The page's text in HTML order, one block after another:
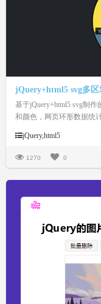
jQuery+html5 svg多
基于jQuery+html5 svg制
和颜色，网页环形数据统
jQuery,html5
1270 0